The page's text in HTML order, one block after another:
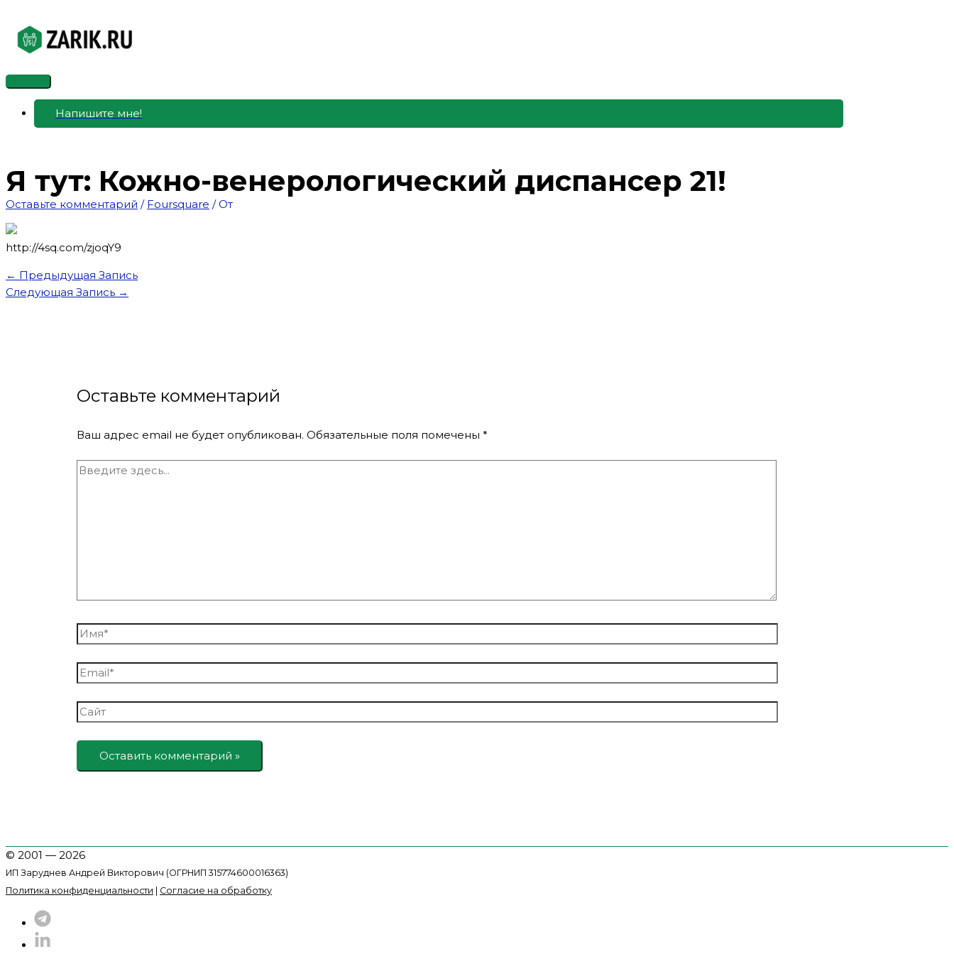
содержимому
Главное
меню
Напишите мне!
Я тут: Кожно-венерологический диспансер 21!
Оставьте комментарий / Foursquare / От
http://4sq.com/zjoqY9
← Предыдущая Запись
Следующая Запись →
Оставьте комментарий
Ваш адрес email не будет опубликован. Обязательные поля помечены*
Введите
Имя*
Email*
Сайт
© 2001 — 2026
ИП Заруднев Андрей Викторович (ОГРНИП 315774600016363)
Политика конфиденциальности
Согласие на обработку